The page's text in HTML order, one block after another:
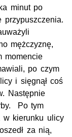
minut po
mężczyznę,
momencie
po czym
i sięgnął coś
Następnie
Po tym
w kierunku ulicy
za nią,